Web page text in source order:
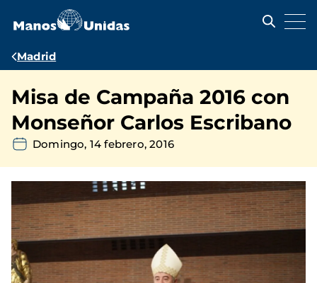
contenido
Ruta
navegación
Madrid
Misa de Campaña 2016 con
Monseñor Carlos Escribano
Domingo, 14 febrero, 2016